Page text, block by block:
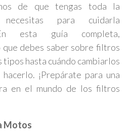
de que tengas toda la
para cuidarla
En esta guía completa,
debes saber sobre filtros
tipos hasta cuándo cambiarlos
¡Prepárate para una
en el mundo de los filtros
Motos